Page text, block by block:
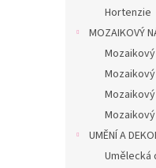
Hortenzie
MOZAIKOVÝ
UMĚNÍ A
Umělecká